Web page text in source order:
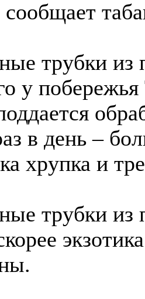
трубки из
у
в день –
хрупка и
трубки из